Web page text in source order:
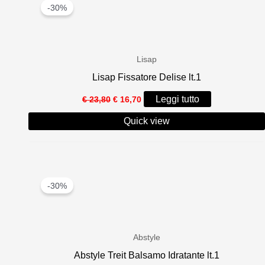
-30%
Lisap
Lisap Fissatore Delise lt.1
€23,80 Il
prezzo
originale
era:
€ 16,70 Il
prezzo
attuale
è:
Leggi tutto
Quick view
-30%
Abstyle
Abstyle Treit Balsamo Idratante lt.1